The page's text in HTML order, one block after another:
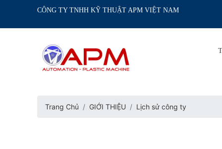
CÔNG TY TNHH KỸ THUẬT APM VIỆT NAM
Trang Chủ GIỚI THIỆU Lịch sử công ty